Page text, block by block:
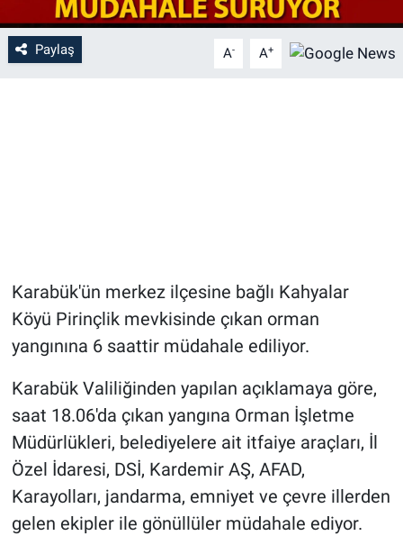
Paylaş A- A+
Karabük'ün merkez ilçesine bağlı Kahyalar
Köyü Pirinçlik mevkisinde çıkan orman
yangınına 6 saattir müdahale ediliyor.
Karabük Valiliğinden yapılan açıklamaya göre,
saat 18.06'da çıkan yangına Orman İşletme
Müdürlükleri, belediyelere ait itfaiye araçları, İl
Özel İdaresi, DSİ, Kardemir AŞ, AFAD,
Karayolları, jandarma, emniyet ve çevre illerden
gelen ekipler ile gönüllüler müdahale ediyor.